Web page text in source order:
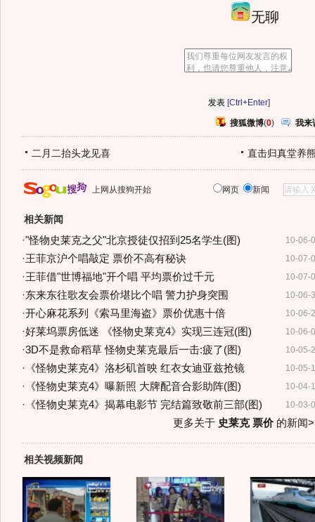
无聊
[Ctrl+Enter]
搜狐微博(0) 我来
二月二抬头龙见喜 直击归真堂养
上网从搜狗开始 网页 新闻
相关新闻
10-06-
·"怪物史莱克之父"北京授徒仅招到25名学生(图)
10-07-
·王菲京沪个唱敲定 票价不高有秘诀
10-07-
·王菲借"世博福地"开个唱 平均票价过千元
10-06-
·东来东往歌友会票价堪比个唱 警力护身突围
10-06-
·开心麻花系列《索马里海盗》票价优惠十倍
10-06-
·好莱坞票房低迷 《怪物史莱克4》实现三连冠(图)
10-05-
·3D不是救命稻草 怪物史莱克最后一击:疲了(图)
10-05-
· 《怪物史莱克4》洛杉矶首映 红衣女迪亚兹抢镜
10-04-
· 《怪物史莱克4》曝新照 大牌配音合影助阵(图)
10-03-
· 《怪物史莱克4》揭幕电影节 完结篇致敬前三部(图)
更多关于 史莱克 票价的新闻
相关视频新闻